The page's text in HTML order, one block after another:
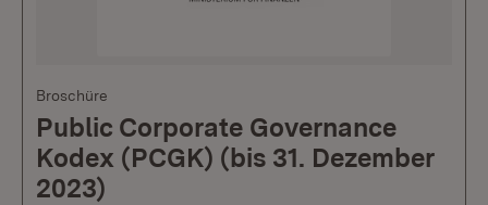
Broschüre
Public Corporate Governance
Kodex (PCGK) (bis 31. Dezember
2023)